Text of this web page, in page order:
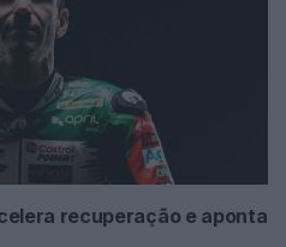
recuperação e aponta